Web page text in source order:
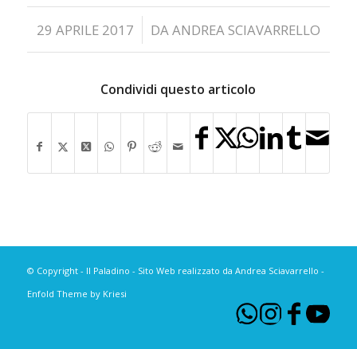
29 APRILE 2017
/ DAANDREA SCIAVARRELLO
Condividi questo articolo
© Copyright - Il Paladino - Sito Web realizzato da Andrea Sciavarrello -
Enfold Theme by Kriesi